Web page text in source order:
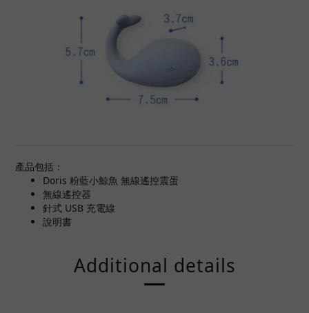
產品包括：
Doris 粉藍小鯨魚 無線遙控震蛋
無線遙控器
針式 USB 充電線
說明書
Additional details